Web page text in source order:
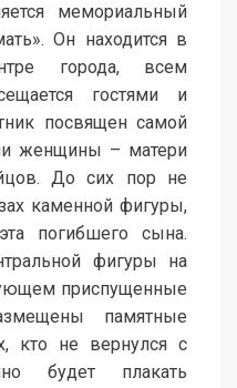
мемориальный
Он находится в
города, всем
гостями и
посвящен самой
женщины – матери
До сих пор не
каменной фигуры,
погибшего сына.
фигуры на
приспущенные
памятные
кто не вернулся с
будет плакать